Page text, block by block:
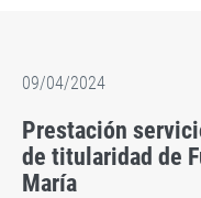
09/04/2024
Prestación
de titularidad de
María